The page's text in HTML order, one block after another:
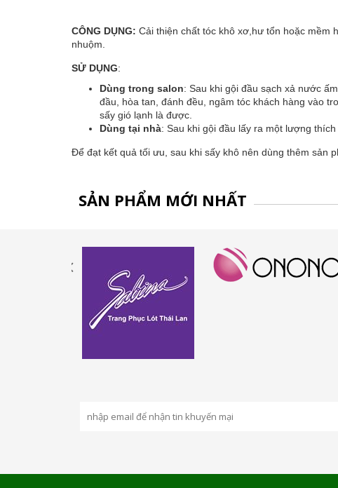
CÔNG DỤNG: Cải thiện chất tóc khô xơ,hư tổn hoặc mềm
nhuộm.
SỬ DỤNG:
Dùng trong salon: Sau khi gội đầu sạch xả nước
đầu, hòa tan, đánh đều, ngâm tóc khách hàng vào
sấy gió lạnh là được.
Dùng tại nhà: Sau khi gội đầu lấy ra một lượng
Để đạt kết quả tối ưu, sau khi sấy khô nên dùng thêm sản
SẢN PHẨM MỚI NHẤT